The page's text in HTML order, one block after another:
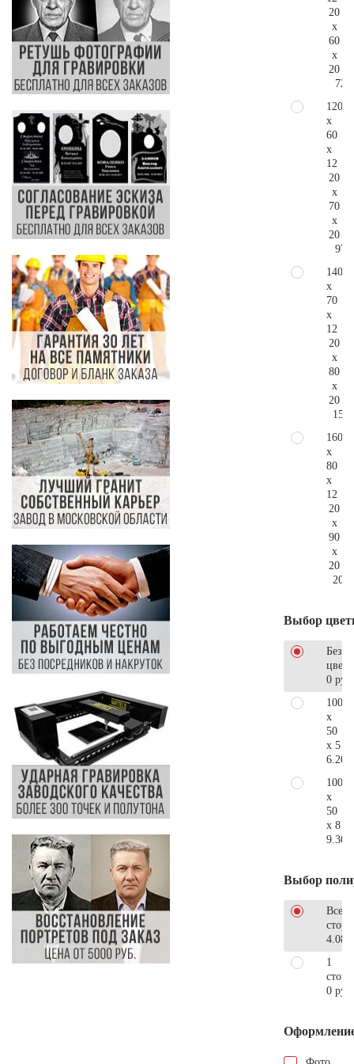
20
x
60
x
20
120
x
60
x
12
20
x
70
x
20
140
x
70
x
12
20
x
80
x
20
160
x
80
x
12
20
x
90
x
20
Выбор
Без
0 руб.
100
x
50
x 5
100
x
50
x 8
Выбор
Все
1
0 руб.